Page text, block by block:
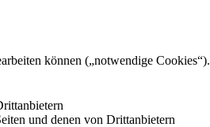
können („notwendige Cookies“).
und denen von Drittanbietern